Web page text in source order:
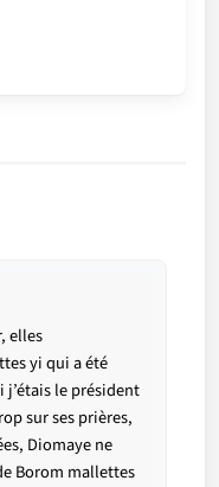
elles
yi qui a été
le président
sur ses prières,
Diomaye ne
Borom mallettes